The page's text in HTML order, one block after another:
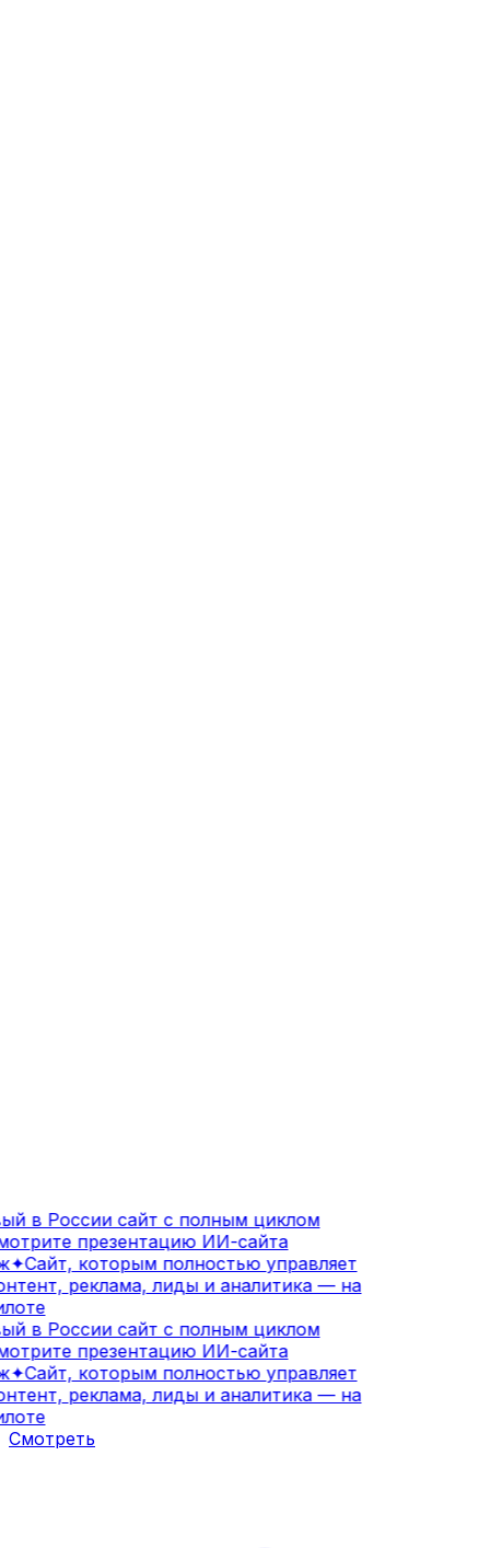
в России сайт с полным циклом
презентацию ИИ-сайта
Сайт, которым полностью управляет
реклама, лиды и аналитика — на
в России сайт с полным циклом
презентацию ИИ-сайта
Сайт, которым полностью управляет
реклама, лиды и аналитика — на
Смотреть